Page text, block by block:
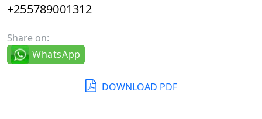
+255789001312
Share on:
WhatsApp
DOWNLOAD PDF